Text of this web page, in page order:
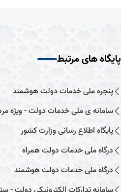
پایگاه های مرتبط
پنجره ملی خدمات دولت هوشمند
سامانه ی ملی خدمات دولت - ویژه
پایگاه اطلاع رسانی وزارت کشور
درگاه ملی خدمات دولت همراه
درگاه ملی خدمات دولت هوشمند